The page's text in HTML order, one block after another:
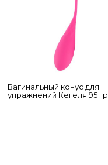
Вагинальный конус для
упражнений Кегеля 95 гр